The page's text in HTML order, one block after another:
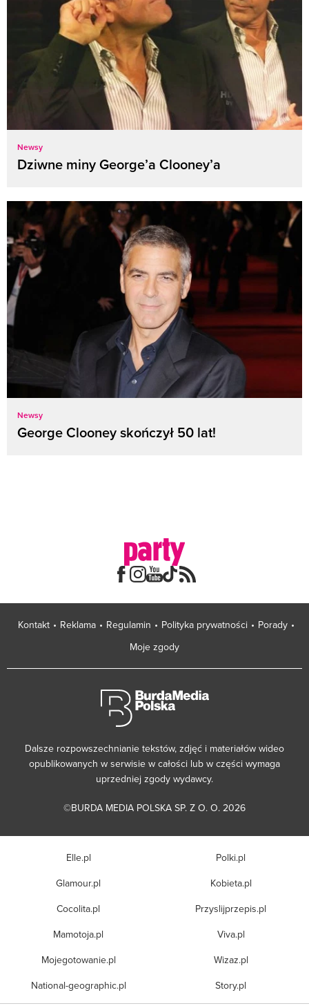
Newsy
Dziwne miny George’a Clooney’a
Newsy
George Clooney skończył 50 lat!
Kontakt Reklama Regulamin Polityka prywatności
Porady
Moje zgody
Dalsze rozpowszechnianie tekstów, zdjęć i materiałów wideo
opublikowanych w serwisie w całości lub w części wymaga
uprzedniej zgody wydawcy.
©BURDA MEDIA POLSKA SP. Z O. O. 2026
Elle.pl
Glamour.pl
Cocolita.pl
Mamotoja.pl
Mojegotowanie.pl
National-geographic.pl
Polki.pl
Kobieta.pl
Przyslijprzepis.pl
Viva.pl
Wizaz.pl
Story.pl